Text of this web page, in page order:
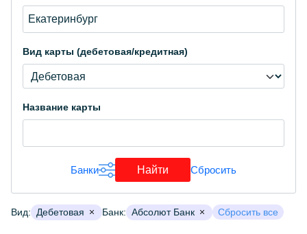
Вид карты (дебетовая/кредитная)
Название карты
Банки
Найти
Загрузка...
Сбросить
Вид: Дебетовая Банк: Абсолют Банк Сбросить все